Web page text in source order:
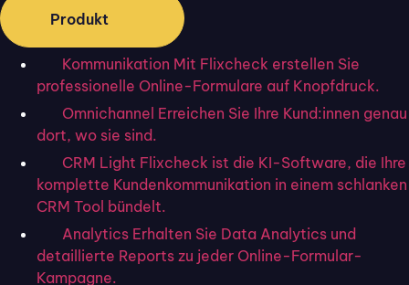
Produkt
Kommunikation Mit Flixcheck erstellen Sie
professionelle Online-Formulare auf Knopfdruck.
Omnichannel Erreichen Sie Ihre Kund:innen genau
dort, wo sie sind.
CRM Light Flixcheck ist die KI-Software, die Ihre
komplette Kundenkommunikation in einem schlanken
CRM Tool bündelt.
Analytics Erhalten Sie Data Analytics und
detaillierte Reports zu jeder Online-Formular-
Kampagne.
Option „Signaturzeile“ auswählen. Diese
Funktion ist ideal für die Vorbereitung des
Dokuments auf eine digitale Signatur.
Nachdem die Signaturzeile eingefügt wurde,
können Sie digital unterschreiben, indem Sie
auf die Signaturzeile doppelklicken und den
Anweisungen folgen.
Auf dem Tablet in Google Docs
unterschreiben
InGoogle Docs fügen Sie eine Unterschrift
indem Sie zuerst das Dokument öffnen und